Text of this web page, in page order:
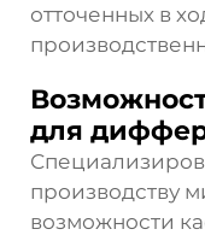
отточенных в
для
производству
возможности